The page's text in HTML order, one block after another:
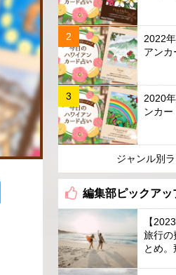
2022
アンカ
2020
ンカ
ジャンル別
編集部ピックアッ
【
旅行の
とめ